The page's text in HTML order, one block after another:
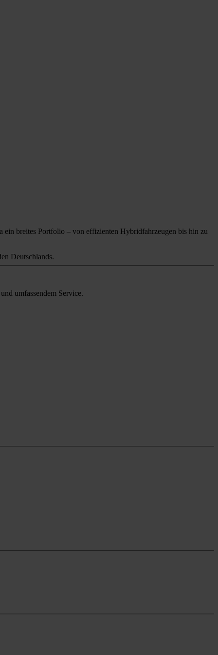
breites Portfolio – von effizienten Hybridfahrzeugen bis hin zu
Deutschlands.
umfassendem Service.